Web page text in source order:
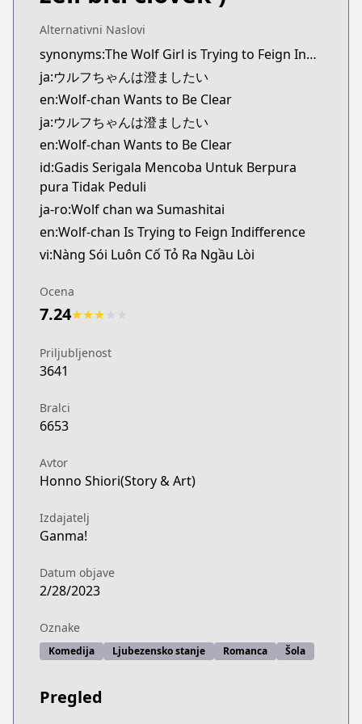
https://kitsu.app/manga/wolf-chan-wa-sumashitai
MangaUpdates
MangaUpdates
https://www.mangaupdates.com/
Book☆Walker
Book☆Walker
https://bookwalker.jp/series/434556/list
YouTube
YouTube
https://www.youtube.com/@wolf_of_straight_face
Nico Nico Seiga
https://seiga.nicovideo.jp/comic/63483
Ganma!
https://ganma.jp/wolfchan
Alternativni Naslovi
synonyms:The Wolf Girl is Trying to Feign Indifference
ja:ウルフちゃんは澄ましたい
en:Wolf-chan Wants to Be Clear
ja:ウルフちゃんは澄ましたい
en:Wolf-chan Wants to Be Clear
id:Gadis Serigala Mencoba Untuk Berpura
pura Tidak Peduli
ja-ro:Wolf chan wa Sumashitai
en:Wolf-chan Is Trying to Feign Indifference
vi:Nàng Sói Luôn Cố Tỏ Ra Ngầu Lòi
Ocena
7.24★★★
Priljubljenost
3641
Bralci
6653
Avtor
Honno Shiori(Story & Art)
Izdajatelj
Ganma!
Datum objave
2/28/2023
Oznake
Komedija Ljubezensko stanje Romanca Šola
Pregled